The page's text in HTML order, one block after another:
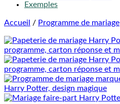
Exemples
Accueil / Programme de mariage